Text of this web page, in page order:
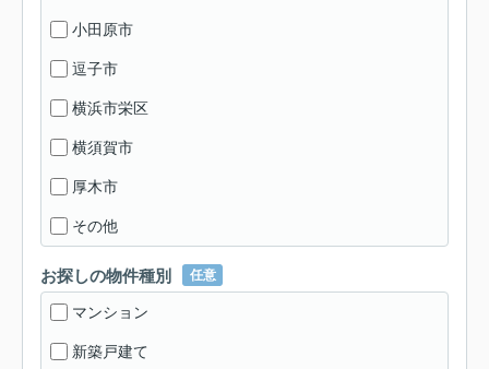
小田原市
逗子市
横浜市栄区
横須賀市
厚木市
その他
お探しの物件種別 任意
マンション
新築戸建て